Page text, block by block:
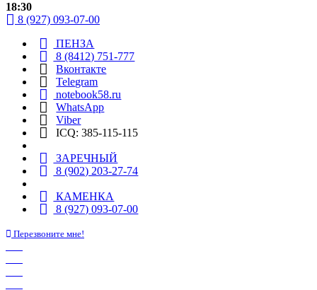
18:30
8 (927) 093-07-00
ПЕНЗА
8 (8412) 751-777
Вконтакте
Telegram
notebook58.ru
WhatsApp
Viber
ICQ: 385-115-115
ЗАРЕЧНЫЙ
8 (902) 203-27-74
КАМЕНКА
8 (927) 093-07-00
Перезвоните мне!